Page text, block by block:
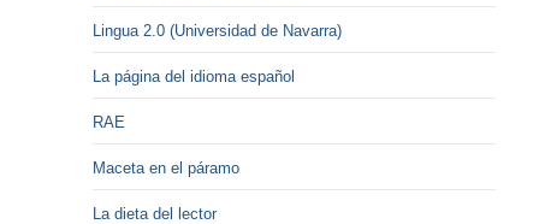
Lingua 2.0 (Universidad de Navarra)
La página del idioma español
RAE
Maceta en el páramo
La dieta del lector